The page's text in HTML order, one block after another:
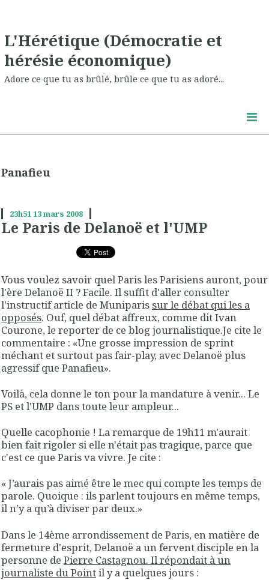
L'Hérétique (Démocratie et
hérésie économique)
Adore ce que tu as brûlé, brûle ce que tu as adoré...
Panafieu
23h5113mars 2008
Le Paris de Delanoë et l'UMP
Vous voulez savoir quel Paris les Parisiens auront, pour
l'ère Delanoë II ? Facile. Il suffit d'aller consulter
l'instructif article de Muniparis sur le débat qui les a
opposés. Ouf, quel débat affreux, comme dit Ivan
Courone, le reporter de ce blog journalistique.Je cite le
commentaire : «Une grosse impression de sprint
méchant et surtout pas fair-play, avec Delanoë plus
agressif que Panafieu».
Voilà, cela donne le ton pour la mandature à venir... Le
PS et l'UMP dans toute leur ampleur...
Quelle cacophonie ! La remarque de 19h11 m'aurait
bien fait rigoler si elle n'était pas tragique, parce que
c'est ce que Paris va vivre. Je cite :
«J’aurais pas aimé être le mec qui compte les temps de
parole. Quoique : ils parlent toujours en même temps,
il n’y a qu’à diviser par deux.»
Dans le 14ème arrondissement de Paris, en matière de
fermeture d'esprit, Delanoë a un fervent disciple en la
personne de Pierre Castagnou. Il répondait à un
journaliste du Pointil y a quelques jours :